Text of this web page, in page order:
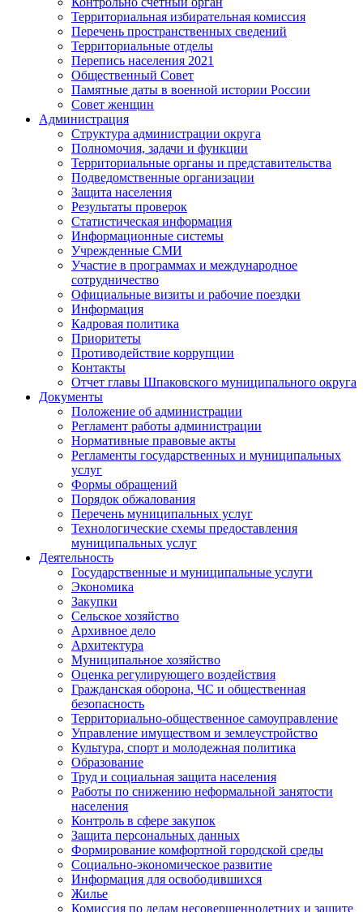
Территориальная избирательная комиссия
Перечень пространственных сведений
Территориальные отделы
Перепись населения 2021
Общественный Совет
Памятные даты в военной истории России
Совет женщин
Администрация
Структура администрации округа
Полномочия, задачи и функции
Территориальные органы и представительства
Подведомственные организации
Защита населения
Результаты проверок
Статистическая информация
Информационные системы
Учрежденные СМИ
Участие в программах и международное
сотрудничество
Официальные визиты и рабочие поездки
Информация
Кадровая политика
Приоритеты
Противодействие коррупции
Контакты
Отчет главы Шпаковского муниципального округа
Документы
Положение об администрации
Регламент работы администрации
Нормативные правовые акты
Регламенты государственных и муниципальных
услуг
Формы обращений
Порядок обжалования
Перечень муниципальных услуг
Технологические схемы предоставления
муниципальных услуг
Деятельность
Государственные и муниципальные услуги
Экономика
Закупки
Сельское хозяйство
Архивное дело
Архитектура
Муниципальное хозяйство
Оценка регулирующего воздействия
Гражданская оборона, ЧС и общественная
безопасность
Территориально-общественное самоуправление
Управление имуществом и землеустройство
Культура, спорт и молодежная политика
Образование
Труд и социальная защита населения
Работы по снижению неформальной занятости
населения
Контроль в сфере закупок
Защита персональных данных
Формирование комфортной городской среды
Социально-экономическое развитие
Информация для освободившихся
Жилье
Комиссия по делам несовершеннолетних и защите